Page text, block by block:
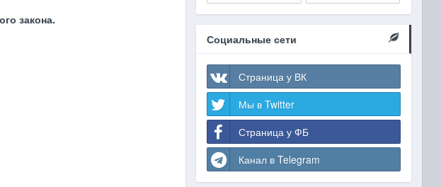
закона.
Социальные сети
Страница у ВК
Мы в Twitter
Страница у ФБ
Канал в Telegram